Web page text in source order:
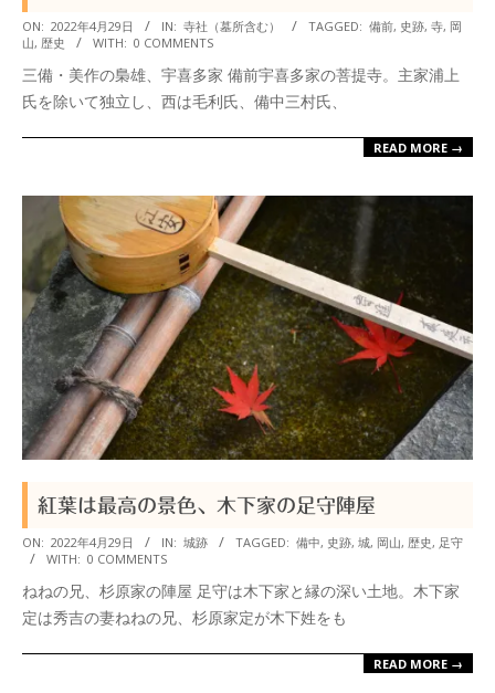
2022-
04-
29
ON: 2022年4月29日 IN: 寺社（墓所含む） TAGGED: 備前, 史跡, 寺, 岡
山, 歴史 WITH: 0 COMMENTS
三備・美作の梟雄、宇喜多家 備前宇喜多家の菩提寺。主家浦上
氏を除いて独立し、西は毛利氏、備中三村氏、
READ MORE →
紅葉は最高の景色、木下家の足守陣屋
2022-
04-
29
ON: 2022年4月29日 IN: 城跡 TAGGED: 備中, 史跡, 城, 岡山, 歴史, 足守
WITH: 0 COMMENTS
ねねの兄、杉原家の陣屋 足守は木下家と縁の深い土地。木下家
定は秀吉の妻ねねの兄、杉原家定が木下姓をも
READ MORE →